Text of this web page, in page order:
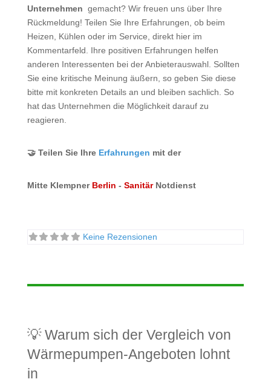
Unternehmen gemacht? Wir freuen uns über Ihre
Rückmeldung! Teilen Sie Ihre Erfahrungen, ob beim
Heizen, Kühlen oder im Service, direkt hier im
Kommentarfeld. Ihre positiven Erfahrungen helfen
anderen Interessenten bei der Anbieterauswahl. Sollten
Sie eine kritische Meinung äußern, so geben Sie diese
bitte mit konkreten Details an und bleiben sachlich. So
hat das Unternehmen die Möglichkeit darauf zu
reagieren.
🤝 Teilen Sie Ihre Erfahrungen mit der
Mitte Klempner Berlin - SanitärNotdienst
Keine Rezensionen
💡 Warum sich der Vergleich von
Wärmepumpen-Angeboten lohnt
in